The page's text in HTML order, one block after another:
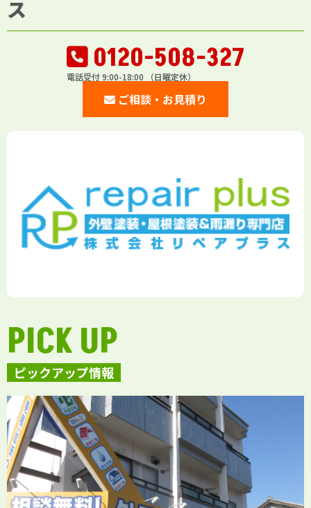
ス
0120-508-327
電話受付 9:00-18:00 （日曜定休）
ご相談・お見積り
ピックアップ情報
PICK UP